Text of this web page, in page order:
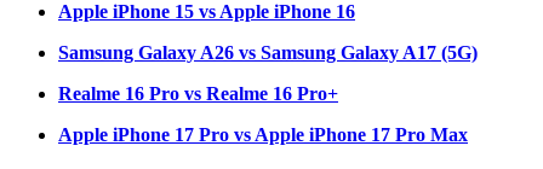
Apple iPhone 15 vs Apple iPhone 16
Samsung Galaxy A26 vs Samsung Galaxy A17 (5G)
Realme 16 Pro vs Realme 16 Pro+
Apple iPhone 17 Pro vs Apple iPhone 17 Pro Max